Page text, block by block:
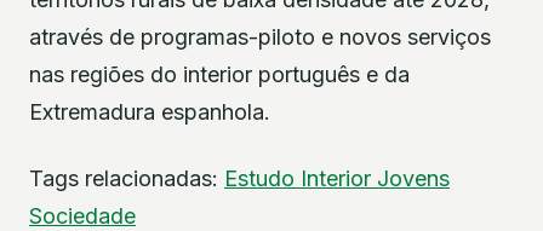
através de programas-piloto e novos serviços
nas regiões do interior português e da
Extremadura espanhola.
Tags relacionadas: Estudo Interior Jovens
Sociedade